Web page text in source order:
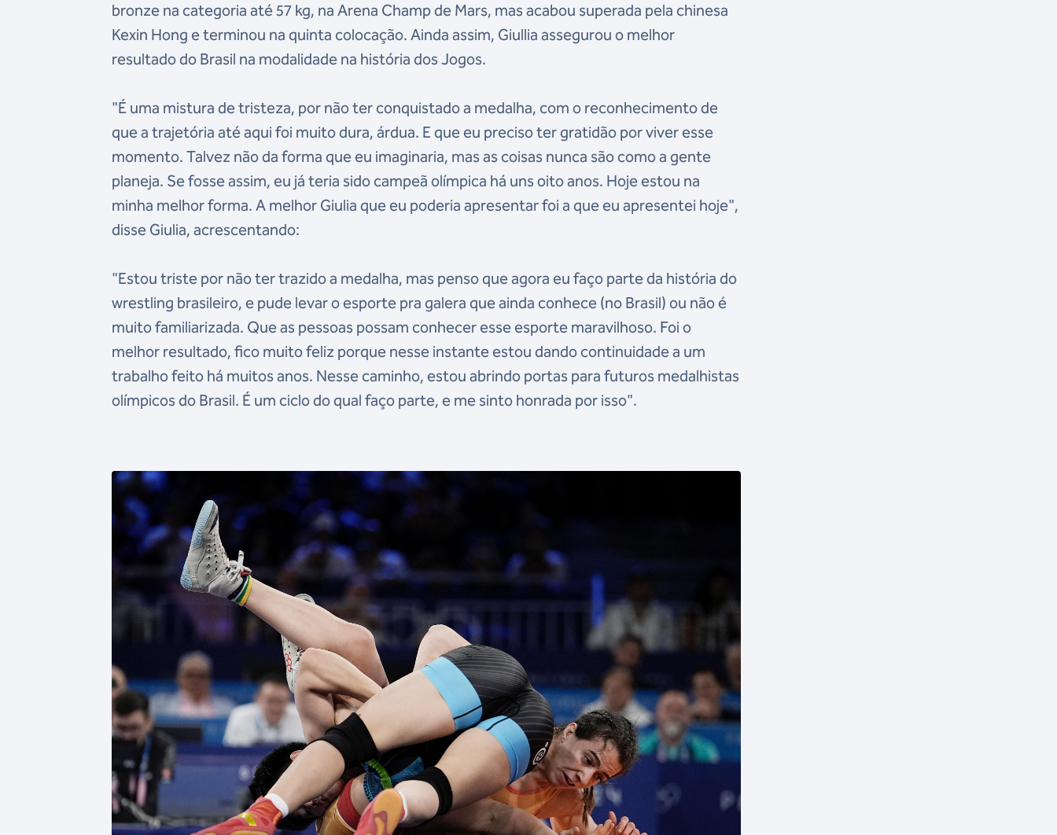
bronze na categoria até 57 kg, na Arena Champ de Mars, mas acabou superada pela chinesa
Kexin Hong e terminou na quinta colocação. Ainda assim, Giullia assegurou o melhor
resultado do Brasil na modalidade na história dos Jogos.
"É uma mistura de tristeza, por não ter conquistado a medalha, com o reconhecimento de
que a trajetória até aqui foi muito dura, árdua. E que eu preciso ter gratidão por viver esse
momento. Talvez não da forma que eu imaginaria, mas as coisas nunca são como a gente
planeja. Se fosse assim, eu já teria sido campeã olímpica há uns oito anos. Hoje estou na
minha melhor forma. A melhor Giulia que eu poderia apresentar foi a que eu apresentei hoje",
disse Giulia, acrescentando:
"Estou triste por não ter trazido a medalha, mas penso que agora eu faço parte da história do
wrestling brasileiro, e pude levar o esporte pra galera que ainda conhece (no Brasil) ou não é
muito familiarizada. Que as pessoas possam conhecer esse esporte maravilhoso. Foi o
melhor resultado, fico muito feliz porque nesse instante estou dando continuidade a um
trabalho feito há muitos anos. Nesse caminho, estou abrindo portas para futuros medalhistas
olímpicos do Brasil. É um ciclo do qual faço parte, e me sinto honrada por isso".